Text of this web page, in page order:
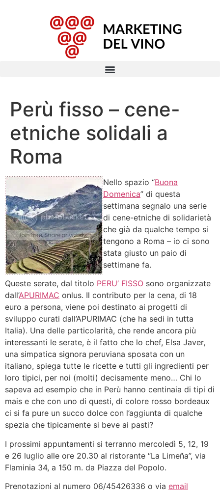
Perù fisso – cene-
etniche solidali a
Roma
Nello spazio “Buona
Domenica” di questa
settimana segnalo una serie
di cene-etniche di solidarietà
che già da qualche tempo si
tengono a Roma – io ci sono
stata giusto un paio di
settimane fa.
Queste serate, dal titolo PERU’ FISSO sono organizzate
dall’APURIMAC onlus. Il contributo per la cena, di 18
euro a persona, viene poi destinato ai progetti di
sviluppo curati dall’APURIMAC (che ha sedi in tutta
Italia). Una delle particolarità, che rende ancora più
interessanti le serate, è il fatto che lo chef, Elsa Javer,
una simpatica signora peruviana sposata con un
italiano, spiega tutte le ricette e tutti gli ingredienti per
loro tipici, per noi (molti) decisamente meno… Chi lo
sapeva ad esempio che in Perù hanno centinaia di tipi di
mais e che con uno di questi, di colore rosso bordeaux
ci si fa pure un succo dolce con l’aggiunta di qualche
spezia che tipicamente si beve ai pasti?
I prossimi appuntamenti si terranno mercoledì 5, 12, 19
e 26 luglio alle ore 20.30 al ristorante “La Limeña”, via
Flaminia 34, a 150 m. da Piazza del Popolo.
Prenotazioni al numero 06/45426336 o via email